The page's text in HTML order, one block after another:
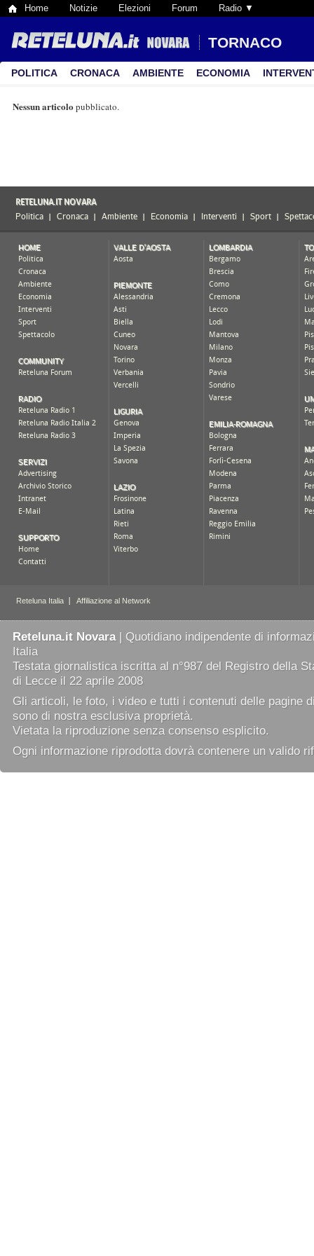
Home Notizie Elezioni Forum Radio ▼
TORNACO
POLITICA CRONACA AMBIENTE ECONOMIA
Nessun articolo pubblicato.
Reteluna.it Novara| Quotidiano indipendente di
Italia
Testata giornalistica iscritta al n°987 del Registro della
di Lecce il 22 aprile 2008
Gli articoli, le foto, i video e tutti i contenuti delle pagine
sono di nostra esclusiva proprietà.
Vietata la riproduzione senza consenso esplicito.
Ogni informazione riprodotta dovrà contenere un valido